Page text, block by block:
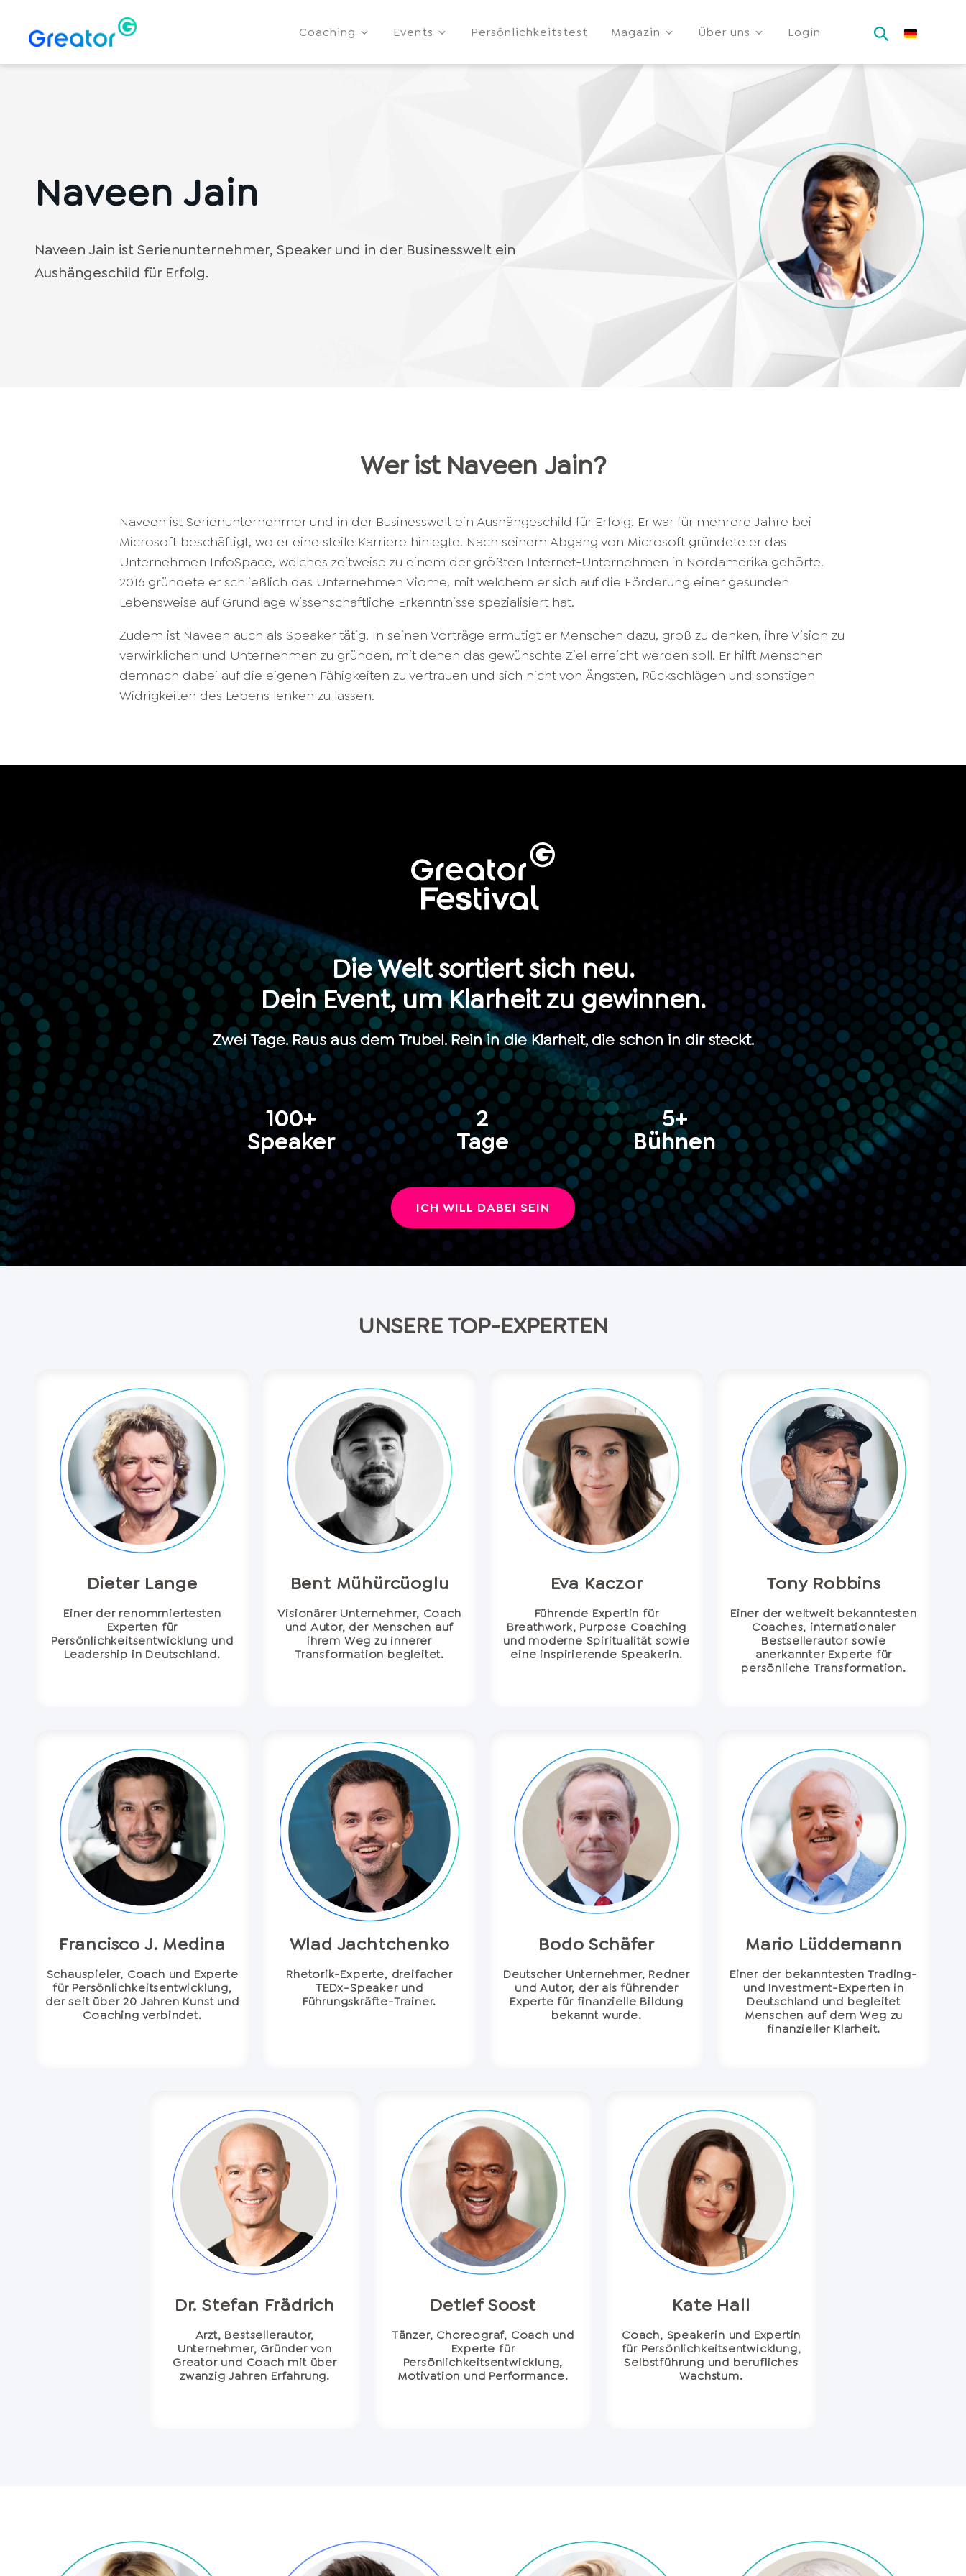
Coaching Events Persönlichkeitstest Magazin Über uns Login
Naveen Jain
Naveen Jain ist Serienunternehmer, Speaker und in der Businesswelt ein
Aushängeschild für Erfolg.
Wer ist Naveen Jain?
Naveen ist Serienunternehmer und in der Businesswelt ein Aushängeschild für Erfolg. Er war für mehrere Jahre bei
Microsoft beschäftigt, wo er eine steile Karriere hinlegte. Nach seinem Abgang von Microsoft gründete er das
Unternehmen InfoSpace, welches zeitweise zu einem der größten Internet-Unternehmen in Nordamerika gehörte.
2016 gründete er schließlich das Unternehmen Viome, mit welchem er sich auf die Förderung einer gesunden
Lebensweise auf Grundlage wissenschaftliche Erkenntnisse spezialisiert hat.
Zudem ist Naveen auch als Speaker tätig. In seinen Vorträge ermutigt er Menschen dazu, groß zu denken, ihre Vision zu
verwirklichen und Unternehmen zu gründen, mit denen das gewünschte Ziel erreicht werden soll. Er hilft Menschen
demnach dabei auf die eigenen Fähigkeiten zu vertrauen und sich nicht von Ängsten, Rückschlägen und sonstigen
Widrigkeiten des Lebens lenken zu lassen.
Die Welt sortiert sich neu.
Dein Event, um Klarheit zu gewinnen.
Zwei Tage. Raus aus dem Trubel. Rein in die Klarheit, die schon in dir steckt.
100+
Speaker
2
Tage
5+
Bühnen
ICH WILL DABEI SEIN
UNSERE TOP-EXPERTEN
Dieter Lange
Einer der renommiertesten
Experten für
Persönlichkeitsentwicklung und
Leadership in Deutschland.
Bent Mühürcüoglu
Visionärer Unternehmer, Coach
und Autor, der Menschen auf
ihrem Weg zu innerer
Transformation begleitet.
Eva Kaczor
Führende Expertin für
Breathwork, Purpose Coaching
und moderne Spiritualität sowie
eine inspirierende Speakerin.
Tony Robbins
Einer der weltweit bekanntesten
Coaches, internationaler
Bestsellerautor sowie
anerkannter Experte für
persönliche Transformation.
Francisco J. Medina
Schauspieler, Coach und Experte
für Persönlichkeitsentwicklung,
der seit über 20 Jahren Kunst und
Coaching verbindet.
Wlad Jachtchenko
Rhetorik-Experte, dreifacher
TEDx-Speaker und
Führungskräfte-Trainer.
Bodo Schäfer
Deutscher Unternehmer, Redner
und Autor, der als führender
Experte für finanzielle Bildung
bekannt wurde.
Mario Lüddemann
Einer der bekanntesten Trading-
und Investment-Experten in
Deutschland und begleitet
Menschen auf dem Weg zu
finanzieller Klarheit.
Dr. Stefan Frädrich
Arzt, Bestsellerautor,
Unternehmer, Gründer von
Greator und Coach mit über
zwanzig Jahren Erfahrung.
Detlef Soost
Tänzer, Choreograf, Coach und
Experte für
Persönlichkeitsentwicklung,
Motivation und Performance.
Kate Hall
Coach, Speakerin und Expertin
für Persönlichkeitsentwicklung,
Selbstführung und berufliches
Wachstum.